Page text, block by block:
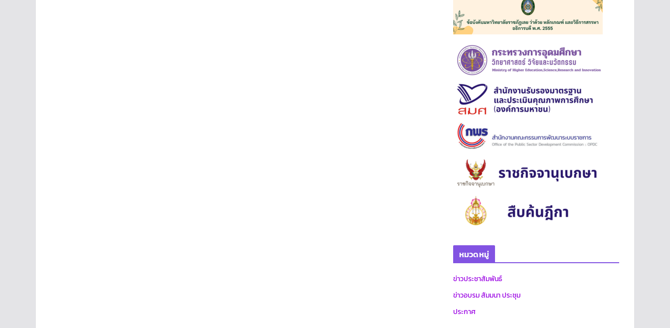
หมวดหมู่
ข่าวประชาสัมพันธ์
ข่าวอบรม สัมมนา ประชุม
ประกาศ